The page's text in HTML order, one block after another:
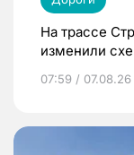
На трассе
изменили
07:59 / 07.08.26